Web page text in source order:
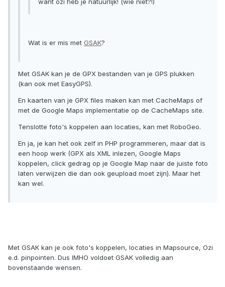
want ozi heb je natuurlijk! (wie niet?!)
Wat is er mis met GSAK?
Met GSAK kan je de GPX bestanden van je GPS plukken
(kan ook met EasyGPS).
En kaarten van je GPX files maken kan met CacheMaps of
met de Google Maps implementatie op de CacheMaps site.
Tenslotte foto's koppelen aan locaties, kan met RoboGeo.
En ja, je kan het ook zelf in PHP programmeren, maar dat is
een hoop werk (GPX als XML inlezen, Google Maps
koppelen, click gedrag op je Google Map naar de juiste foto
laten verwijzen die dan ook geupload moet zijn). Maar het
kan wel.
Met GSAK kan je ook foto's koppelen, locaties in Mapsource, Ozi
e.d. pinpointen. Dus IMHO voldoet GSAK volledig aan
bovenstaande wensen.